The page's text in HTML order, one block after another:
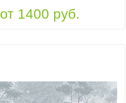
от 1400 руб.